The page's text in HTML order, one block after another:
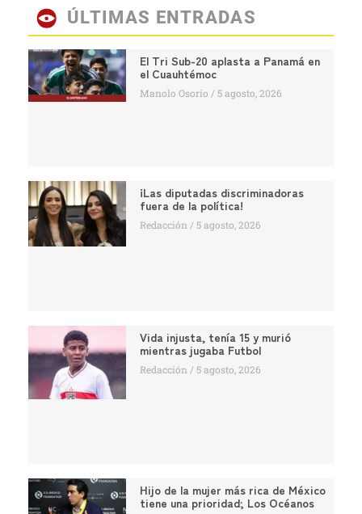
ÚLTIMAS ENTRADAS
El Tri Sub-20 aplasta a Panamá en
el Cuauhtémoc
Manolo Osorio 5 agosto, 2026
¡Las diputadas discriminadoras
fuera de la política!
Redacción 5 agosto, 2026
Vida injusta, tenía 15 y murió
mientras jugaba Futbol
Redacción 5 agosto, 2026
Hijo de la mujer más rica de México
tiene una prioridad; Los Océanos